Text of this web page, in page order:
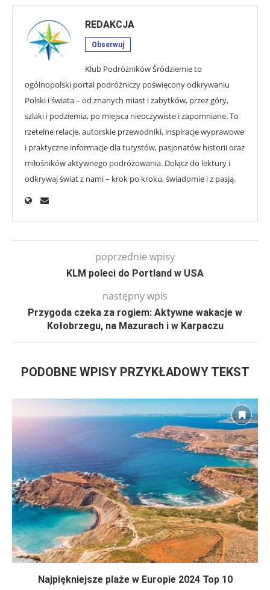
REDAKCJA
Obserwuj
Klub Podróżników Śródziemie to
ogólnopolski portal podróżniczy poświęcony odkrywaniu
Polski i świata – od znanych miast i zabytków, przez góry,
szlaki i podziemia, po miejsca nieoczywiste i zapomniane. To
rzetelne relacje, autorskie przewodniki, inspiracje wyprawowe
i praktyczne informacje dla turystów, pasjonatów historii oraz
miłośników aktywnego podróżowania. Dołącz do lektury i
odkrywaj świat z nami – krok po kroku, świadomie i z pasją.
poprzednie wpisy
KLM poleci do Portland w USA
następny wpis
Przygoda czeka za rogiem: Aktywne wakacje w
Kołobrzegu, na Mazurach i w Karpaczu
PODOBNE WPISY PRZYKŁADOWY TEKST
Najpiękniejsze plaże w Europie 2024 Top 10